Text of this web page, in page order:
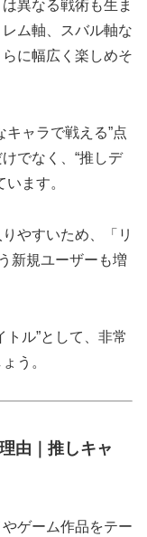
異なる戦術も生ま
ム軸、スバル軸な
に幅広く楽しめそ
キャラで戦える”点
でなく、“推しデ
ます。
やすいため、「リ
新規ユーザーも増
ル”として、非常
う。
由｜推しキャ
ゲーム作品をテー